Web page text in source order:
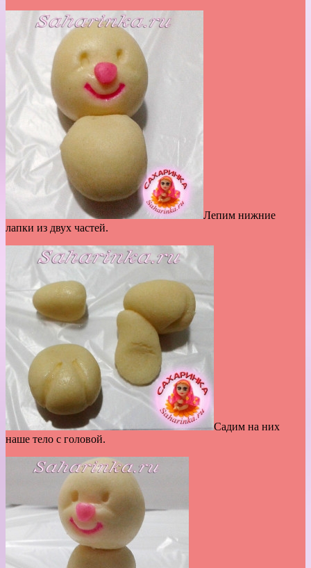
Лепим нижние
лапки из двух частей.
Садим на них
наше тело с головой.